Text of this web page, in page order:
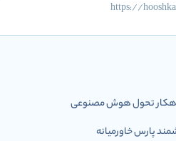
https://
تحول هوش مصنوعی
پارس خاورمیانه